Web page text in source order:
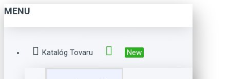
MENU
Katalóg Tovaru New